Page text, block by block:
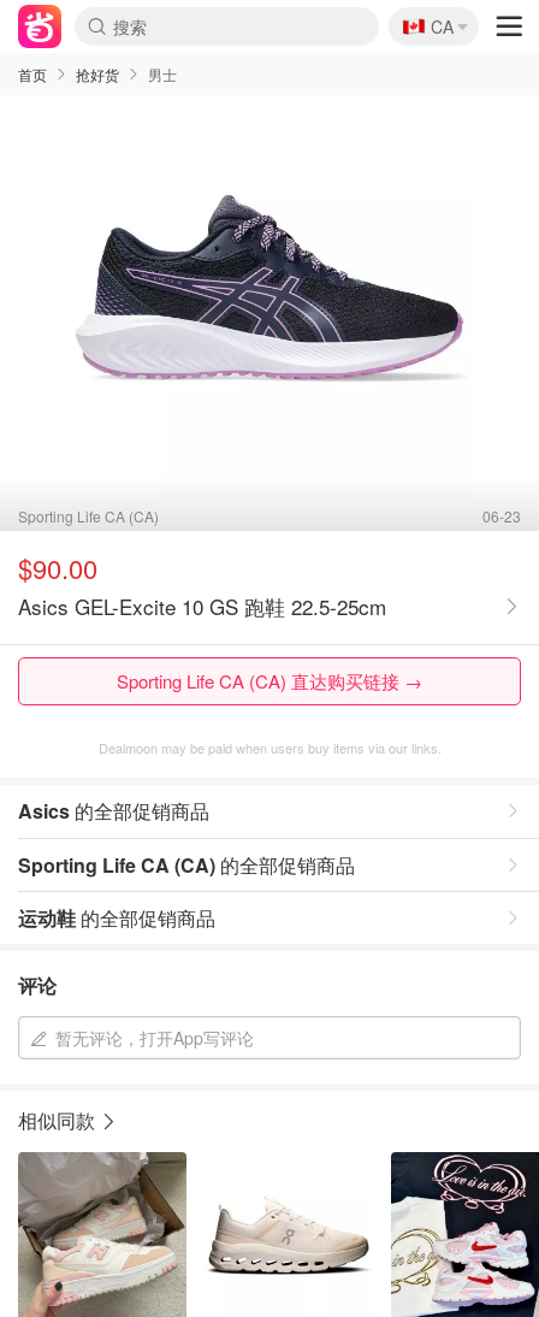
🇨🇦
CA
首页 抢好货 男士
Sporting Life CA (CA) 06-23
$90.00
Asics GEL-Excite 10 GS 跑鞋 22.5-25cm
Sporting Life CA (CA) 直达购买链接 →
Dealmoon may be paid when users buy items via our links.
Asics 的全部促销商品
Sporting Life CA (CA) 的全部促销商品
运动鞋 的全部促销商品
评论
暂无评论，打开App写评论
相似同款